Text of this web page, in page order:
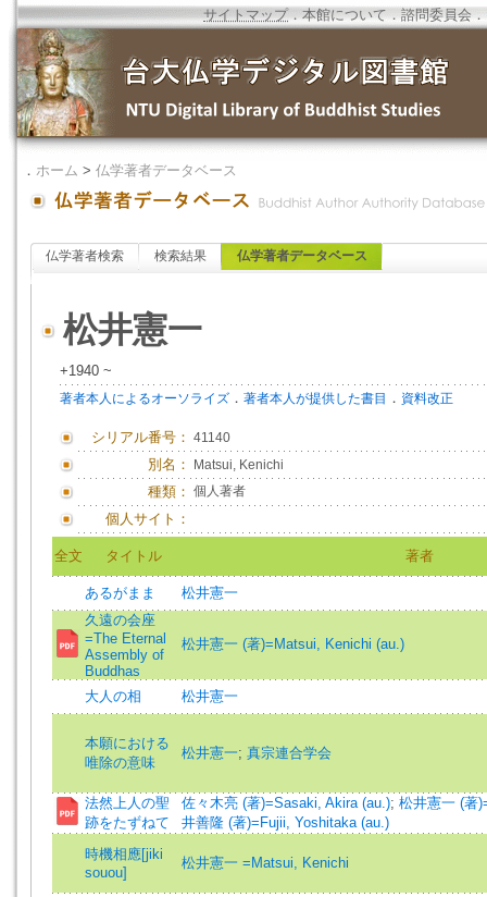
サイトマップ．本館について ．諮問委員会 ．
． ホーム > 仏学著者データベース
仏学著者検索 検索結果 仏学著者データベース
松井憲一
+1940 ~
著者本人によるオーソライズ ． 著者本人が提供した書目 ． 資料改正
シリアル番号： 41140
別名： Matsui, Kenichi
種類： 個人著者
個人サイト：
全文 タイトル 著者
あるがまま
松井憲一
久遠の会座
=The Eternal
Assembly of
Buddhas
松井憲一 (著)=Matsui, Kenichi (au.)
大人の相 松井憲一
本願における
唯除の意味
松井憲一; 真宗連合学会
法然上人の聖
跡をたずねて
佐々木亮 (著)=Sasaki, Akira (au.); 松井憲一 (著
井善隆 (著)=Fujii, Yoshitaka (au.)
時機相應[jiki
souou]
松井憲一 =Matsui, Kenichi